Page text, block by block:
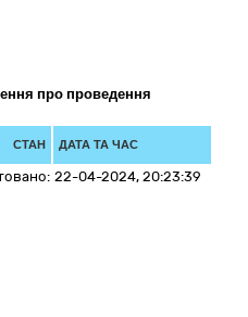
про проведення
СТАН ДАТА ТА ЧАС
22-04-2024, 20:23:39